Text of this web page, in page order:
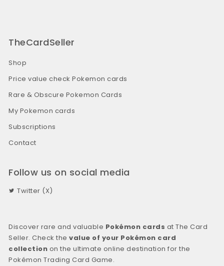
TheCardSeller
Shop
Price value check Pokemon cards
Rare & Obscure Pokemon Cards
My Pokemon cards
Subscriptions
Contact
Follow us on social media
Twitter (X)
Discover rare and valuable Pokémon cards at The Card
Seller. Check thevalue of your Pokémon card
collection on the ultimate online destination for the
Pokémon Trading Card Game.